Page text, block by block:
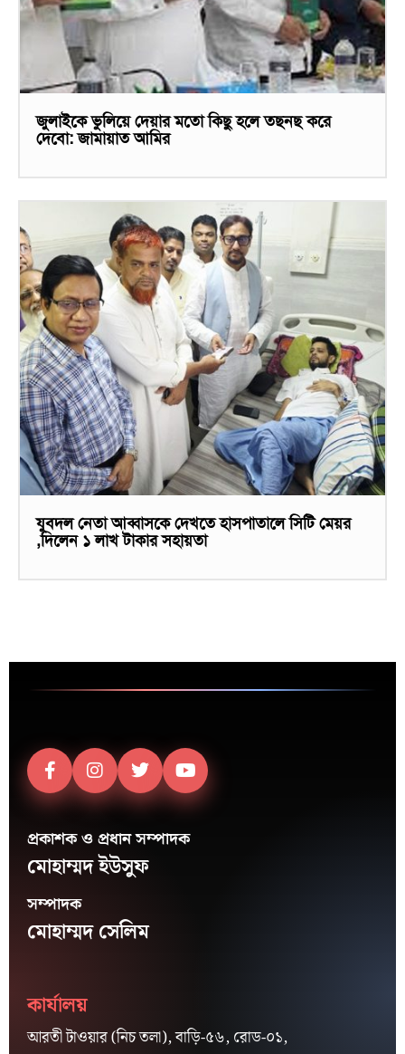
জুলাইকে ভুলিয়ে দেয়ার মতো কিছু হলে তছনছ করে
দেবো: জামায়াত আমির
যুবদল নেতা আব্বাসকে দেখতে হাসপাতালে সিটি মেয়র
,দিলেন ১ লাখ টাকার সহায়তা
প্রকাশক ও প্রধান সম্পাদক
মোহাম্মদ ইউসুফ
সম্পাদক
মোহাম্মদ সেলিম
কার্যালয়
আরতী টাওয়ার (নিচ তলা), বাড়ি-৫৬, রোড-০১,